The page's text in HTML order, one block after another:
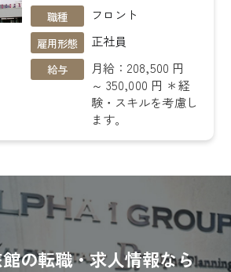
職種 フロント
雇用形態 正社員
給与
月給：208,500 円
～ 350,000 円 ＊経
験・スキルを考慮し
ます。
の転職・求人情報なら